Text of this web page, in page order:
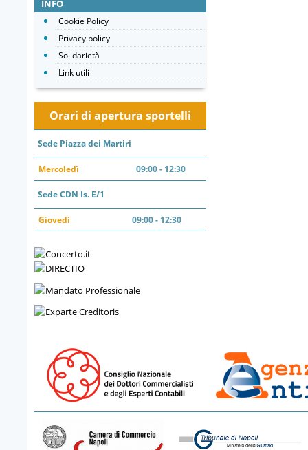
INFO
Cookie Policy
Privacy policy
Solidarietà
Link utili
Orari di apertura sportelli
Sede Piazza dei Martiri
Mercoledì 09:00 - 12:30
Sede CDN Is. E/1
Giovedì 09:00 - 12:30